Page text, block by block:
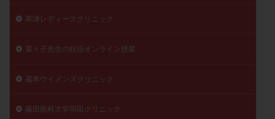
草津レディースクリニック
菜々子先生の妊活オンライン授業
蔵本ウイメンズクリニック
藤田医科大学羽田クリニック